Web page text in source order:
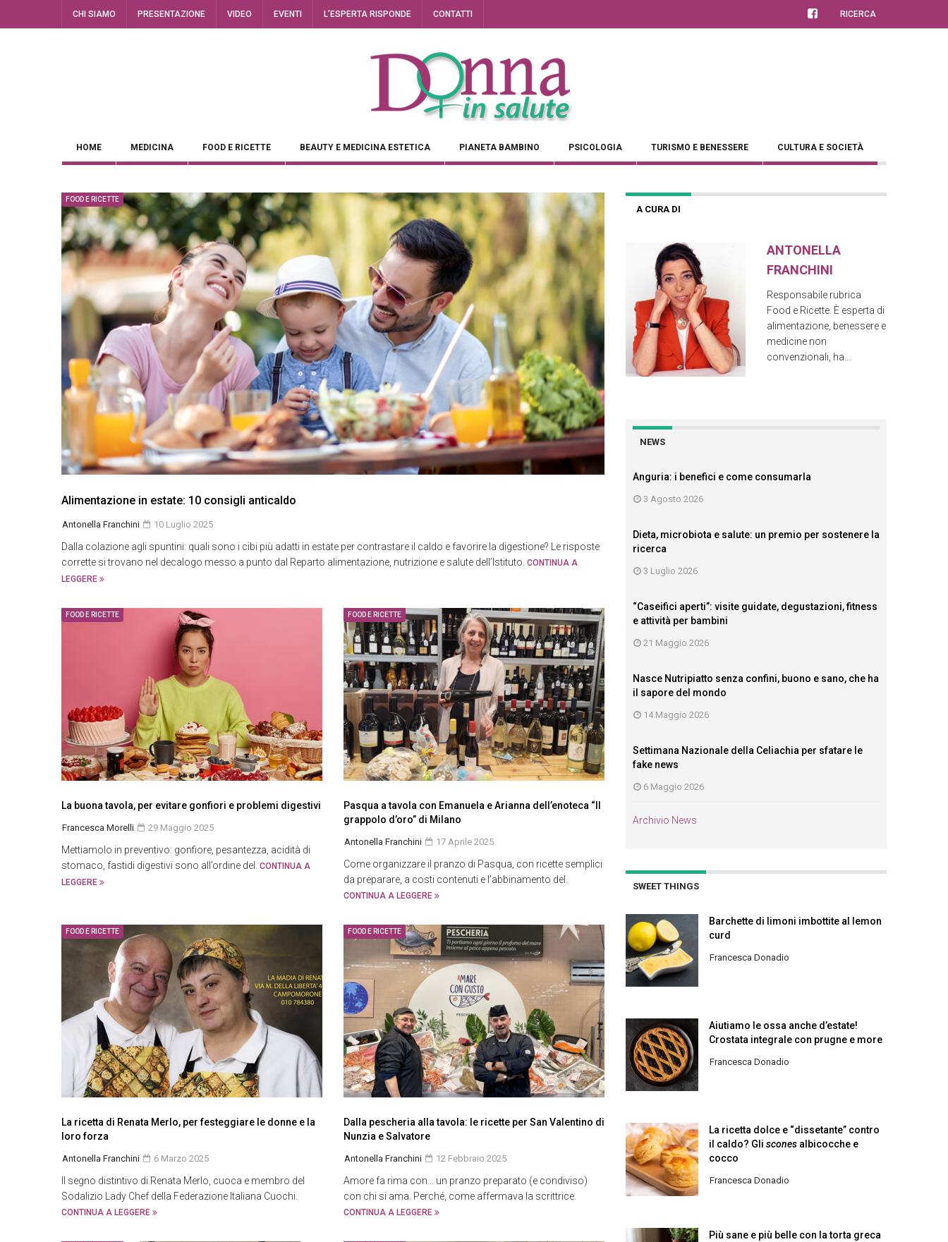
CHI SIAMO PRESENTAZIONE VIDEO EVENTI L’ESPERTA RISPONDE CONTATTI RICERCA
HOME MEDICINA FOOD E RICETTE BEAUTY E MEDICINA ESTETICA PIANETA BAMBINO PSICOLOGIA TURISMO E BENESSERE CULTURA E SOCIETÀ
FOOD E RICETTE
Alimentazione in estate: 10 consigli anticaldo
Antonella Franchini 10 Luglio 2025
Dalla colazione agli spuntini: quali sono i cibi più adatti in estate per contrastare il caldo e favorire la digestione? Le risposte
corrette si trovano nel decalogo messo a punto dal Reparto alimentazione, nutrizione e salute dell’Istituto. CONTINUA A
LEGGERE
FOOD E RICETTE
La buona tavola, per evitare gonfiori e problemi digestivi
Francesca Morelli 29 Maggio 2025
Mettiamolo in preventivo: gonfiore, pesantezza, acidità di
stomaco, fastidi digestivi sono all’ordine del. CONTINUA A
LEGGERE
FOOD E RICETTE
Pasqua a tavola con Emanuela e Arianna dell’enoteca “Il
grappolo d’oro” di Milano
Antonella Franchini 17 Aprile 2025
Come organizzare il pranzo di Pasqua, con ricette semplici
da preparare, a costi contenuti e l’abbinamento del.
CONTINUA A LEGGERE
FOOD E RICETTE
La ricetta di Renata Merlo, per festeggiare le donne e la
loro forza
Antonella Franchini 6 Marzo 2025
Il segno distintivo di Renata Merlo, cuoca e membro del
Sodalizio Lady Chef della Federazione Italiana Cuochi.
CONTINUA A LEGGERE
FOOD E RICETTE
Dalla pescheria alla tavola: le ricette per San Valentino di
Nunzia e Salvatore
Antonella Franchini 12 Febbraio 2025
Amore fa rima con… un pranzo preparato (e condiviso)
con chi si ama. Perché, come affermava la scrittrice.
CONTINUA A LEGGERE
A CURA DI
ANTONELLA
FRANCHINI
Responsabile rubrica
Food e Ricette. È esperta di
alimentazione, benessere e
medicine non
convenzionali, ha...
NEWS
Anguria: i benefici e come consumarla
3 Agosto 2026
Dieta, microbiota e salute: un premio per sostenere la
ricerca
3 Luglio 2026
“Caseifici aperti”: visite guidate, degustazioni, fitness
e attività per bambini
21 Maggio 2026
Nasce Nutripiatto senza confini, buono e sano, che ha
il sapore del mondo
14 Maggio 2026
Settimana Nazionale della Celiachia per sfatare le
fake news
6 Maggio 2026
Archivio News
SWEET THINGS
Barchette di limoni imbottite al lemon
curd
Francesca Donadio
Aiutiamo le ossa anche d’estate!
Crostata integrale con prugne e more
Francesca Donadio
La ricetta dolce e “dissetante” contro
il caldo? Gliscones albicocche e
cocco
Francesca Donadio
Più sane e più belle con la torta greca